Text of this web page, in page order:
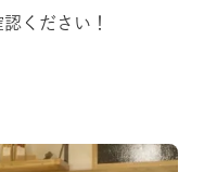
ください！